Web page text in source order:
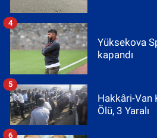
Yüksekova
kapandı
4
Hakkâri-Van
Ölü, 3 Yaralı
5
6